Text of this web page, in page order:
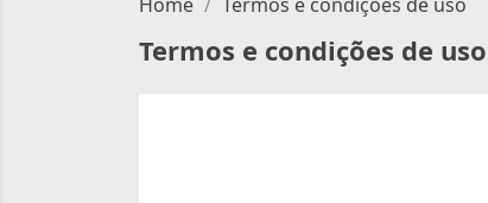
Termos e condições de uso